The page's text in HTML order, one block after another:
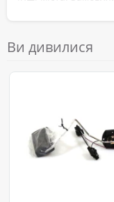
Ви дивилися